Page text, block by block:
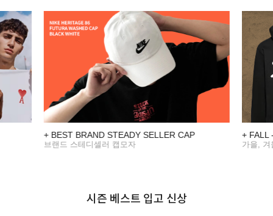
+ BEST BRAND STEADY SELLER CAP
브랜드 스테디셀러 캡모자
+ FALL
가을, 겨
시즌 베스트 입고 신상